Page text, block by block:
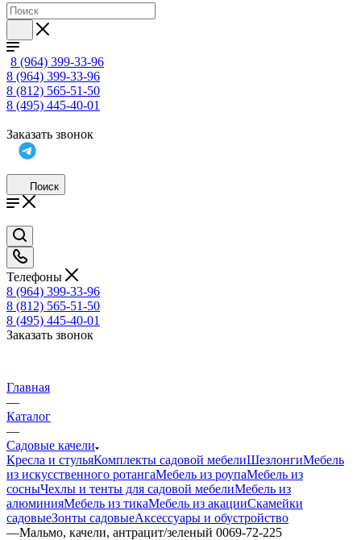
8 (964) 399-33-96
8 (964) 399-33-96
8 (812) 565-51-50
8 (495) 445-40-01
Заказать звонок
Поиск
Телефоны
8 (964) 399-33-96
8 (812) 565-51-50
8 (495) 445-40-01
Заказать звонок
Главная
—
Каталог
—
Садовые качели
Кресла и стульяКомплекты садовой мебелиШезлонгиМебель
из искусственного ротангаМебель из роупаМебель из
сосныЧехлы и тенты для садовой мебелиМебель из
алюминияМебель из тикаМебель из акацииСкамейки
садовыеЗонты садовыеАксессуары и обустройство
—Мальмо, качели, антрацит/зеленый 0069-72-225